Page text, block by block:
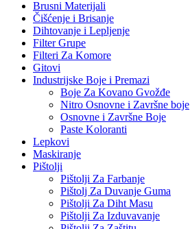
Brusni Materijali
Čišćenje i Brisanje
Dihtovanje i Lepljenje
Filter Grupe
Filteri Za Komore
Gitovi
Industrijske Boje i Premazi
Boje Za Kovano Gvožđe
Nitro Osnovne i Završne boje
Osnovne i Završne Boje
Paste Koloranti
Lepkovi
Maskiranje
Pištolji
Pištolji Za Farbanje
Pištolj Za Duvanje Guma
Pištolji Za Diht Masu
Pištolji Za Izduvavanje